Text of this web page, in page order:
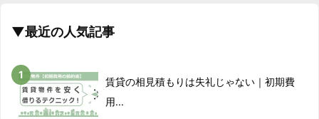
▼最近の人気記事
賃貸の相見積もりは失礼じゃない｜初期費
用...